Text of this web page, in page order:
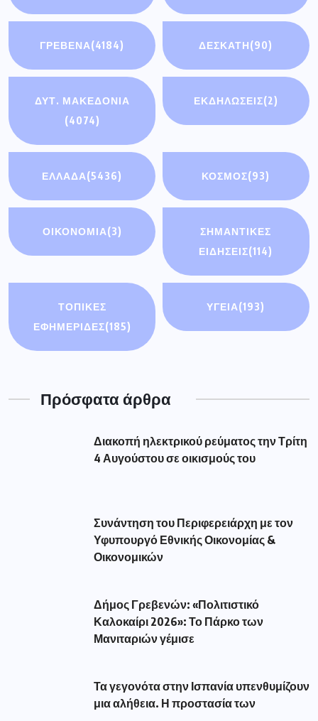
ΓΡΕΒΕΝΑ(4184) ΔΕΣΚΑΤΗ(90)
ΔΥΤ. ΜΑΚΕΔΟΝΙΑ
(4074)
ΕΚΔΗΛΩΣΕΙΣ(2)
ΕΛΛΑΔΑ(5436) ΚΟΣΜΟΣ(93)
ΟΙΚΟΝΟΜΊΑ(3)
ΣΗΜΑΝΤΙΚΈΣ
ΕΙΔΉΣΕΙΣ(114)
ΤΟΠΙΚΕΣ
ΕΦΗΜΕΡΙΔΕΣ(185)
ΥΓΕΙΑ(193)
Πρόσφατα άρθρα
Διακοπή ηλεκτρικού ρεύματος την Τρίτη
4 Αυγούστου σε οικισμούς του
Συνάντηση του Περιφερειάρχη με τον
Υφυπουργό Εθνικής Οικονομίας &
Οικονομικών
Δήμος Γρεβενών: «Πολιτιστικό
Καλοκαίρι 2026»: Το Πάρκο των
Μανιταριών γέμισε
Τα γεγονότα στην Ισπανία υπενθυμίζουν
μια αλήθεια. Η προστασία των